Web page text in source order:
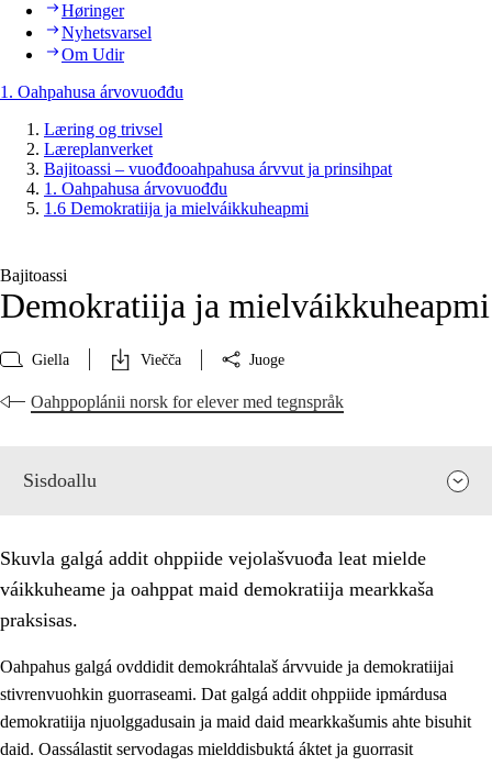
Høringer
Nyhetsvarsel
Om Udir
1. Oahpahusa árvovuođđu
Læring og trivsel
Læreplanverket
Bajitoassi – vuođđooahpahusa árvvut ja prinsihpat
1. Oahpahusa árvovuođđu
1.6 Demokratiija ja mielváikkuheapmi
Bajitoassi
Demokratiija ja mielváikkuheapmi
Giella Viečča Juoge
Oahppoplánii norsk for elever med tegnspråk
Sisdoallu
Skuvla galgá addit ohppiide vejolašvuođa leat mielde
váikkuheame ja oahppat maid demokratiija mearkkaša
praksisas.
Oahpahus galgá ovddidit demokráhtalaš árvvuide ja demokratiijai
stivrenvuohkin guorraseami. Dat galgá addit ohppiide ipmárdusa
demokratiija njuolggadusain ja maid daid mearkkašumis ahte bisuhit
daid. Oassálastit servodagas mielddisbuktá áktet ja guorrasit